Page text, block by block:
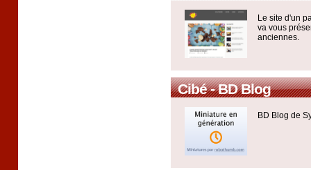
Le site d'un
va vous
anciennes.
Cibé - BD Blog
BD Blog de